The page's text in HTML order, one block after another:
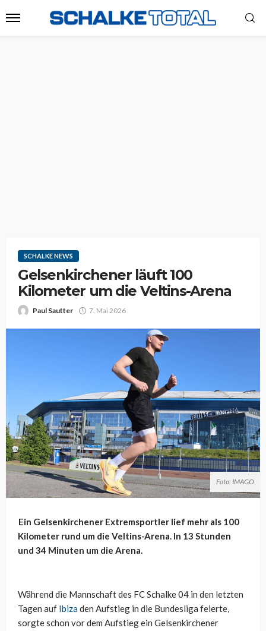
SCHALKE NEWS
Gelsenkirchener läuft 100
Kilometer um die Veltins-Arena
Paul Sautter 7. Mai 2026
Foto: IMAGO
Ein Gelsenkirchener Extremsportler lief mehr als 100
Kilometer rund um die Veltins-Arena. In 13 Stunden
und 34 Minuten um die Arena.
Während die Mannschaft des FC Schalke 04 in den letzten
Tagen auf Ibizaden Aufstieg in die Bundesliga feierte,
sorgte schon vor dem Aufstieg ein Gelsenkirchener